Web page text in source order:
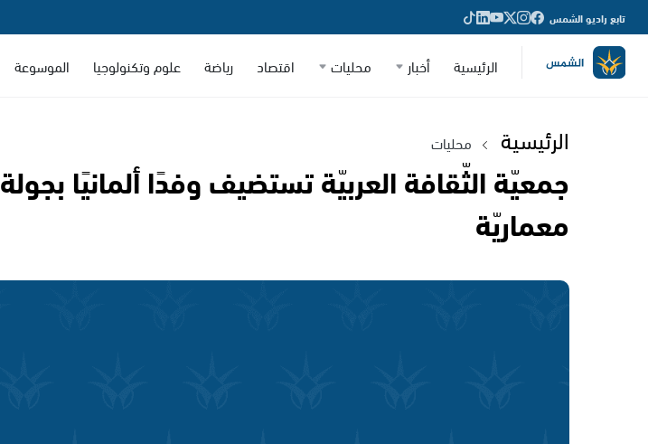
تابع راديو الشمس
الرئيسية أخبار محليات اقتصاد رياضة علوم وتكنولوجيا الموسوعة
الرئيسية محليات
جمعيّة الثّقافة العربيّة تستضيف وفدًا ألمانيًا بجولة
معماريّة